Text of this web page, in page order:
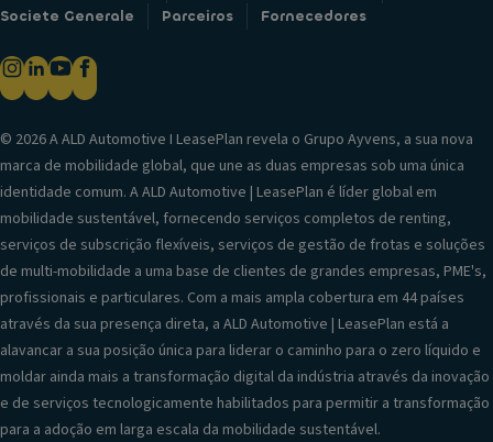
Societe Generale
Parceiros Fornecedores
© 2026 A ALD Automotive I LeasePlan revela o Grupo Ayvens, a sua nova
marca de mobilidade global, que une as duas empresas sob uma única
identidade comum. A ALD Automotive | LeasePlan é líder global em
mobilidade sustentável, fornecendo serviços completos de renting,
serviços de subscrição flexíveis, serviços de gestão de frotas e soluções
de multi-mobilidade a uma base de clientes de grandes empresas, PME's,
profissionais e particulares. Com a mais ampla cobertura em 44 países
através da sua presença direta, a ALD Automotive | LeasePlan está a
alavancar a sua posição única para liderar o caminho para o zero líquido e
moldar ainda mais a transformação digital da indústria através da inovação
e de serviços tecnologicamente habilitados para permitir a transformação
para a adoção em larga escala da mobilidade sustentável.